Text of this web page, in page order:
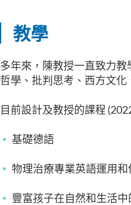
教學
多年來，陳教授一直致力
哲學、批判思考、西方文化
目前設計及教授的課程
基礎德語
物理治療專業英語運用和
豐富孩子在自然和生活中